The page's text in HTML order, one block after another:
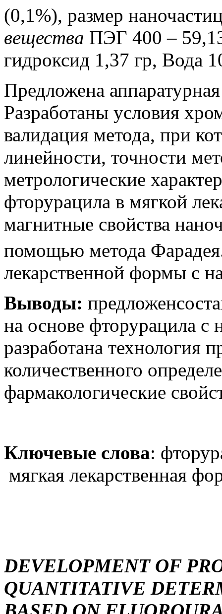
(0,1%), размер
вещества ПЭГ 400 –
гидроксид 1,37 гр, Вода
Предложена
Разработаны условия
валидация метода, при
линейности, точности
метрологические
фторурацила в мягкой
магнитные свойства
помощью метода
лекарственной формы с
Выводы:
на основе фторурацила
разработана технология
количественного
фармакологические
Ключевые слова:
мягкая лекарственная
DEVELOPMENT OF
QUANTITATIVE